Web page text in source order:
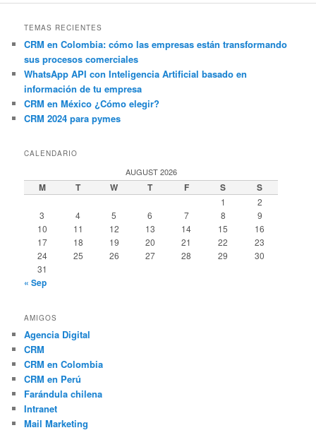
TEMAS RECIENTES
CRM en Colombia: cómo las empresas están transformando
sus procesos comerciales
WhatsApp API con Inteligencia Artificial basado en
información de tu empresa
CRM en México ¿Cómo elegir?
CRM 2024 para pymes
CALENDARIO
AUGUST 2026
M T W T F S S
1
2
3
4 5 6 7 8
9
10
11 12 13 14 15
16
17
18 19 20 21 22
23
24
25 26 27 28 29
30
31
« Sep
AMIGOS
Agencia Digital
CRM
CRM en Colombia
CRM en Perú
Farándula chilena
Intranet
Mail Marketing